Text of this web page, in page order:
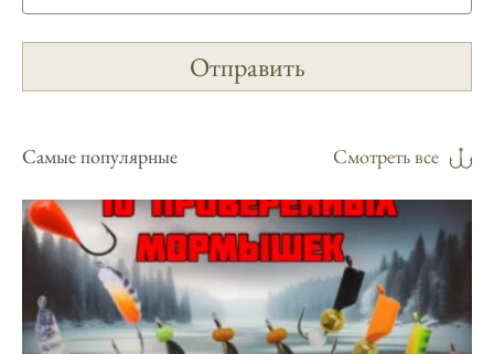
надежным.
Я регулярно проверяю прогноз клева на
выбирать лучшие дни для рыбалки в
Москве и области.
С приложением можно получить прогноз
клева на ближайшие сутки.
Узнайте, какие факторы влияют на
Самые популярные Смотреть все